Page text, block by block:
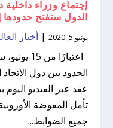
إجتماع وزراء
الدول ستفتح حدودها
يونيو 5, 2020 |أخبار
اعتبارًا
الحدود بين دول
عقد عبر الفيديو اليوم
تأمل المفوضة
جميع الضوابط...